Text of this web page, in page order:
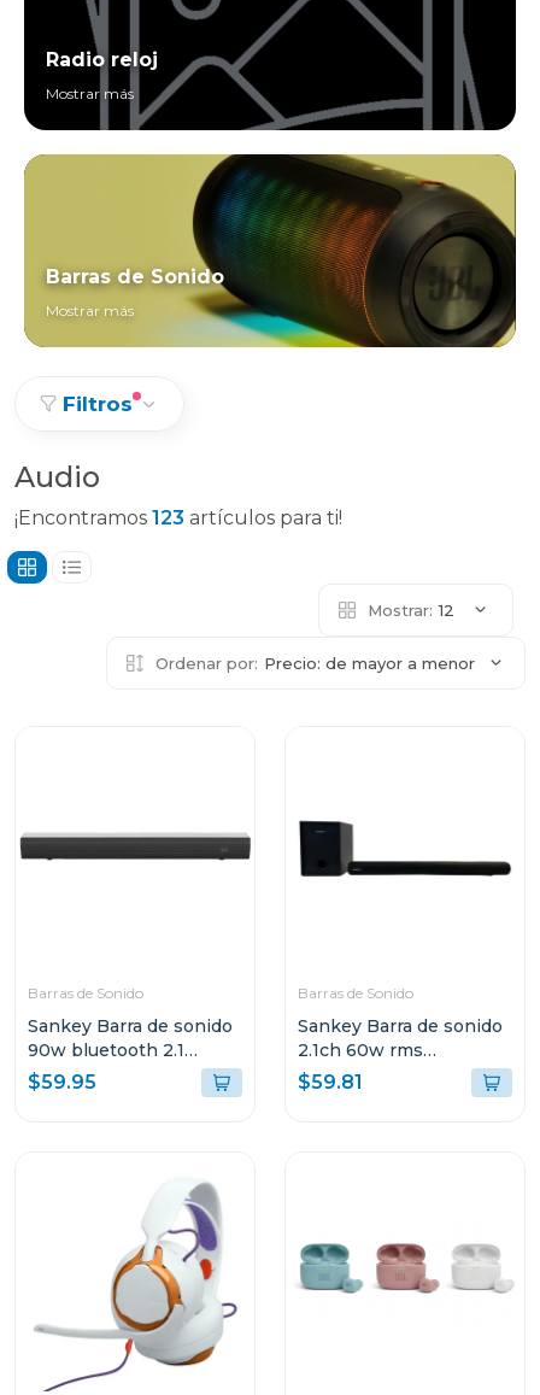
Radio reloj
Mostrar más
Barras de Sonido
Mostrar más
Filtros
Audio
¡Encontramos 123 artículos para ti!
Mostrar: 12
Ordenar por: Precio: de mayor a menor
Barras de Sonido
Sankey Barra de sonido
90w bluetooth 2.1
canales + subwoofer
hmt83
$59.95
Barras de Sonido
Sankey Barra de sonido
2.1ch 60w rms
bluetooth hmt62
$59.81